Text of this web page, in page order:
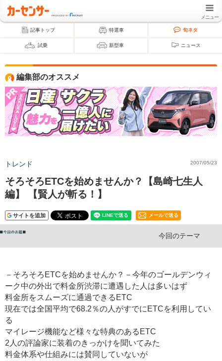
メニュー
記事トップ 特選車 旬ネタ
試乗 新型車 ニュース
編集部のオススメ
トレンド 2007/05/23
そろそろETCを始めませんか？【島崎七生人
編】 【賢人が斬る！】
サイトを追加 メールで送る
今回のテーマ
－そろそろETCを始めませんか？－今年のゴールデンウィ
ーク中の外出で料金所渋滞に遭遇した人は多いはず
料金所をスムーズに通過できるETC
現在では全国平均で68.2％の人がすでにETCを利用してい
る
マイレージ機能など様々な特典のあるETC
2人の評論家に装着のきっかけを聞いてみた
料金体系や仕組みには賛同していないが